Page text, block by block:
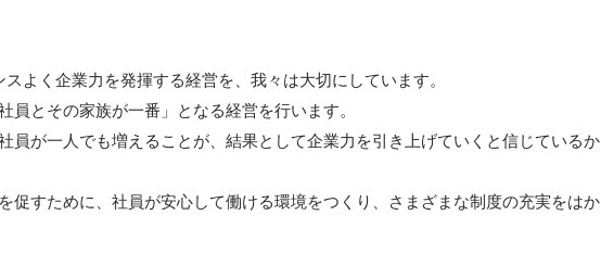
よく企業力を発揮する経営を、我々は大切にしています。
員とその家族が一番」となる経営を行います。
員が一人でも増えることが、結果として企業力を引き上げていくと信じているか
促すために、社員が安心して働ける環境をつくり、さまざまな制度の充実をはか